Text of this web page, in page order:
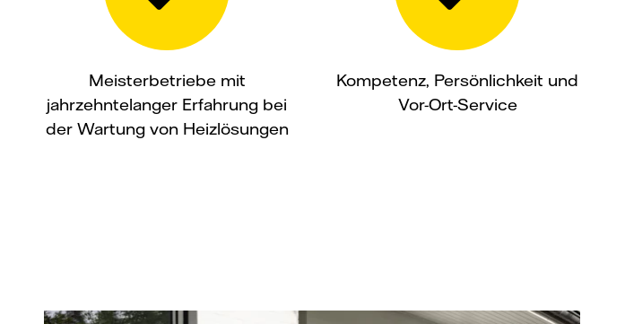
Meisterbetriebe mit
jahrzehntelanger Erfahrung bei
der Wartung von Heizlösungen
Kompetenz, Persönlichkeit und
Vor-Ort-Service